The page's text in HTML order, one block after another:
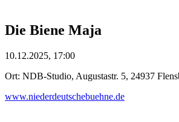
Die Biene Maja
10.12.2025, 17:00
Ort: NDB-Studio, Augustastr. 5, 24937
www.niederdeutschebuehne.de